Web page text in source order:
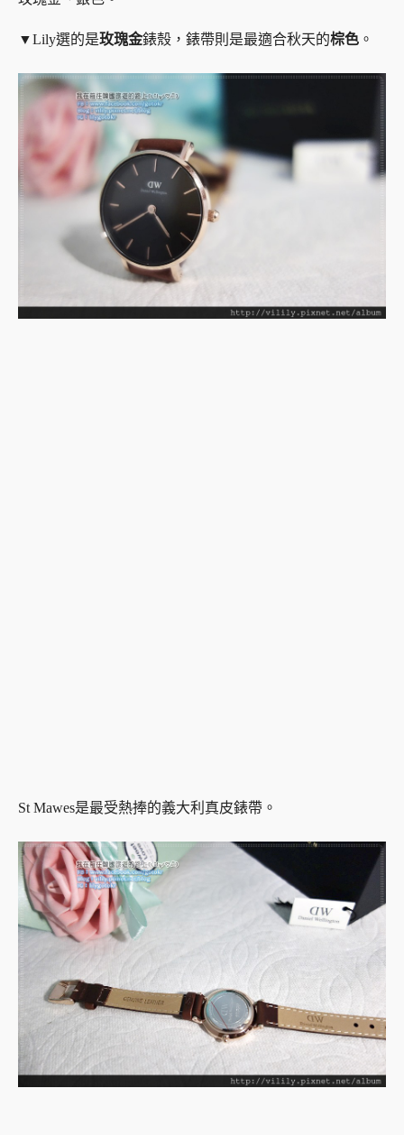
▼Lily選的是玫瑰金錶殼，錶帶則是最適合秋天的棕色 。
St Mawes是最受熱捧的義大利真皮錶帶。